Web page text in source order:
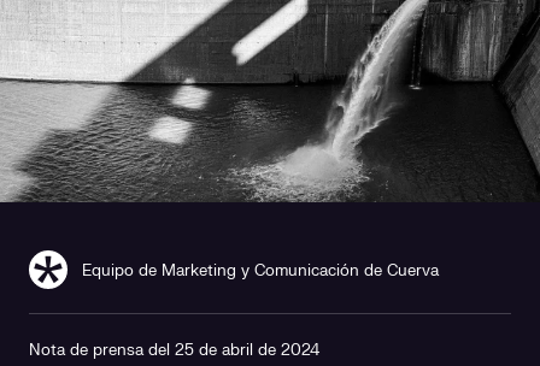
Equipo de Marketing y Comunicación de Cuerva
Nota de prensa del 25 de abril de 2024